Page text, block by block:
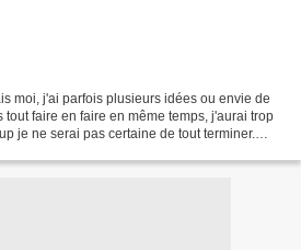
moi, j'ai parfois plusieurs idées ou envie de
tout faire en faire en même temps, j'aurai trop
je ne serai pas certaine de tout terminer.